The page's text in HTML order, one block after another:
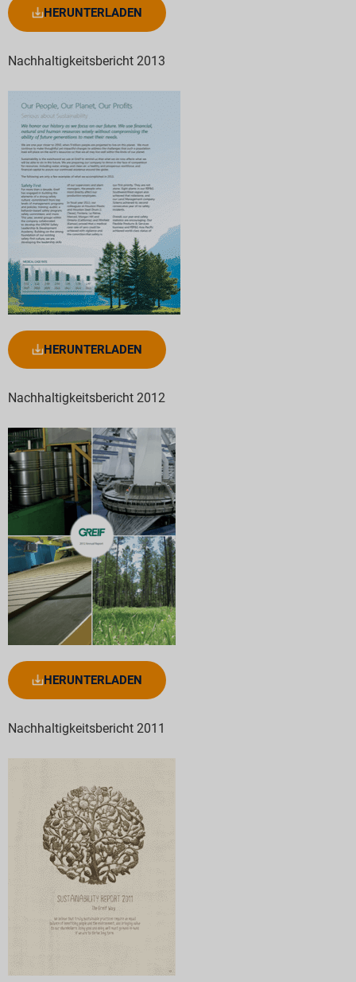
HERUNTERLADEN
Nachhaltigkeitsbericht 2013
HERUNTERLADEN
Nachhaltigkeitsbericht 2012
HERUNTERLADEN
Nachhaltigkeitsbericht 2011